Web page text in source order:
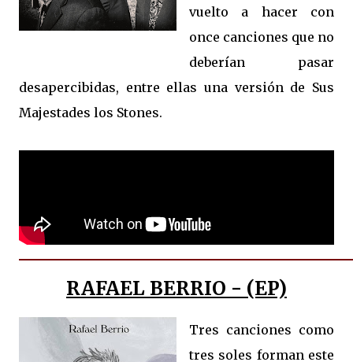
vuelto a hacer con
once canciones que no
deberían pasar
desapercibidas, entre ellas una versión de Sus
Majestades los Stones.
RAFAEL BERRIO - (EP)
Tres canciones como
tres soles forman este